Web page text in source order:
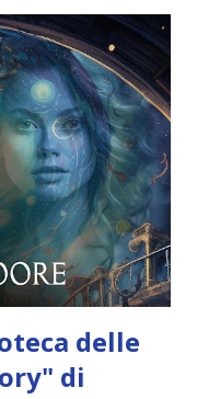
di Tulan, le ha
lo sposi e poi lo
lo precede: il suo
del pianeta. Ecco
compito facile,
significherebbe
delle
di